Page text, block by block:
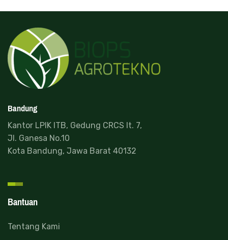
Bandung
Kantor LPIK ITB, Gedung CRCS lt. 7,
Jl. Ganesa No.10
Kota Bandung, Jawa Barat 40132
Bantuan
Tentang Kami